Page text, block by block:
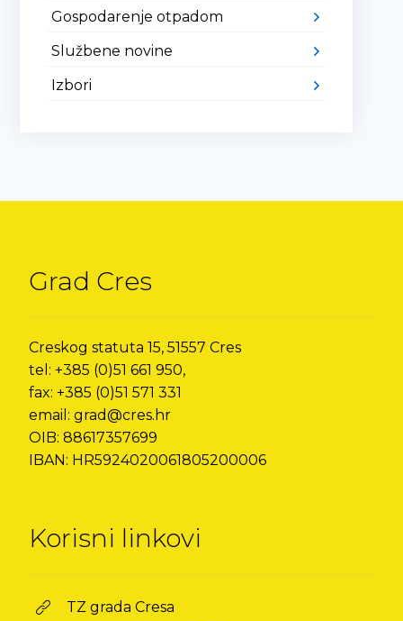
Gospodarenje otpadom
Službene novine
Izbori
Grad Cres
Creskog statuta 15, 51557 Cres
tel: +385 (0)51 661 950,
fax: +385 (0)51 571 331
email: grad@cres.hr
OIB: 88617357699
IBAN: HR5924020061805200006
Korisni linkovi
TZ grada Cresa